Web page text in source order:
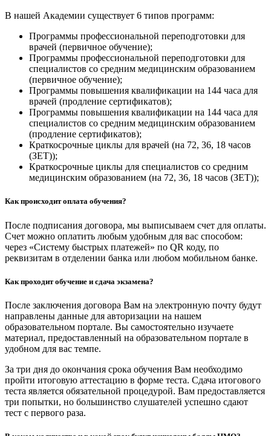
В нашей Академии существует 6 типов программ:
Программы профессиональной переподготовки для
врачей (первичное обучение);
Программы профессиональной переподготовки для
специалистов со средним медицинским образованием
(первичное обучение);
Программы повышения квалификации на 144 часа для
врачей (продление сертификатов);
Программы повышения квалификации на 144 часа для
специалистов со средним медицинским образованием
(продление сертификатов);
Краткосрочные циклы для врачей (на 72, 36, 18 часов
(ЗЕТ));
Краткосрочные циклы для специалистов со средним
медицинским образованием (на 72, 36, 18 часов (ЗЕТ));
Как происходит оплата обучения?
После подписания договора, мы выписываем счет для оплаты.
Счет можно оплатить любым удобным для вас способом:
через «Систему быстрых платежей» по QR коду, по
реквизитам в отделении банка или любом мобильном банке.
Как проходит обучение и сдача экзамена?
После заключения договора Вам на электронную почту будут
направлены данные для авторизации на нашем
образовательном портале. Вы самостоятельно изучаете
материал, предоставленный на образовательном портале в
удобном для вас темпе.
За три дня до окончания срока обучения Вам необходимо
пройти итоговую аттестацию в форме теста. Сдача итогового
теста является обязательной процедурой. Вам предоставляется
три попытки, но большинство слушателей успешно сдают
тест с первого раза.